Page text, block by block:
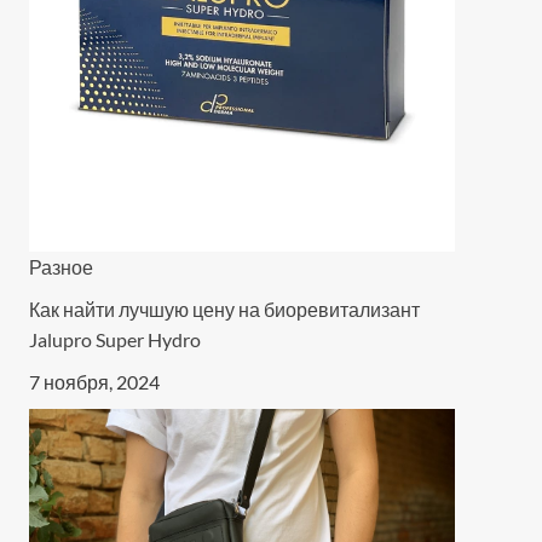
Разное
Как найти лучшую цену на биоревитализант
Jalupro Super Hydro
7 ноября, 2024